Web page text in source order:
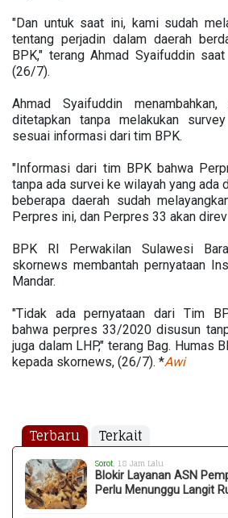
"Dan untuk saat ini, kami sudah
tentang perjadin dalam daerah
BPK," terang Ahmad Syaifuddin
(26/7).
Ahmad Syaifuddin
ditetapkan tanpa melakukan
sesuai informasi dari tim BPK.
"Informasi dari tim BPK bahwa
tanpa ada survei ke wilayah yang ada
beberapa daerah sudah
Perpres ini, dan Perpres 33 akan
BPK RI Perwakilan Sulawesi
skornews membantah pernyataan
Mandar.
"Tidak ada pernyataan dari Tim
bahwa perpres 33/2020 disusun
juga dalam LHP," terang Bag. Humas
kepada skornews, (26/7). *Awi
Terbaru Terkait
Sorot, 18 Jam Lalu
Blokir Layanan ASN
Perlu Menunggu Langit